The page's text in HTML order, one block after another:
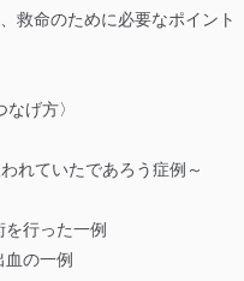
救命のために必要なポイント
げ方〉
れていたであろう症例～
行った一例
の一例